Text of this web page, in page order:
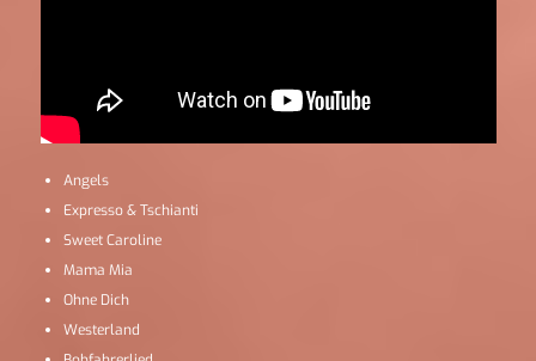
Angels
Expresso & Tschianti
Sweet Caroline
Mama Mia
Ohne Dich
Westerland